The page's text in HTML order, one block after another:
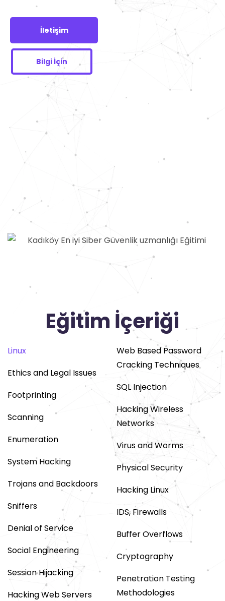
İletişim
Bilgi İçin
Eğitim İçeriği
Linux
Ethics and Legal Issues
Footprinting
Scanning
Enumeration
System Hacking
Trojans and Backdoors
Sniffers
Denial of Service
Social Engineering
Session Hijacking
Hacking Web Servers
Web Based Password
Cracking Techniques
SQL Injection
Hacking Wireless
Networks
Virus and Worms
Physical Security
Hacking Linux
IDS, Firewalls
Buffer Overflows
Cryptography
Penetration Testing
Methodologies